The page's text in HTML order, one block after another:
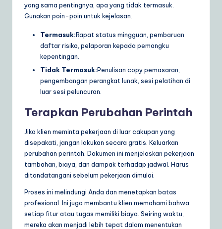
yang sama pentingnya, apa yang tidak termasuk.
Gunakan poin-poin untuk kejelasan.
Termasuk:Rapat status mingguan, pembaruan
daftar risiko, pelaporan kepada pemangku
kepentingan.
Tidak Termasuk:Penulisan copy pemasaran,
pengembangan perangkat lunak, sesi pelatihan di
luar sesi peluncuran.
Terapkan Perubahan Perintah
Jika klien meminta pekerjaan di luar cakupan yang
disepakati, jangan lakukan secara gratis. Keluarkan
perubahan perintah. Dokumen ini menjelaskan pekerjaan
tambahan, biaya, dan dampak terhadap jadwal. Harus
ditandatangani sebelum pekerjaan dimulai.
Proses ini melindungi Anda dan menetapkan batas
profesional. Ini juga membantu klien memahami bahwa
setiap fitur atau tugas memiliki biaya. Seiring waktu,
mereka akan menjadi lebih tepat dalam menentukan